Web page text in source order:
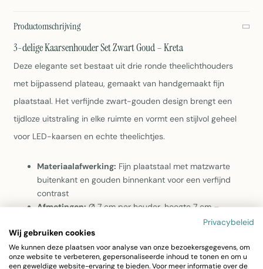
Productomschrijving
3-delige Kaarsenhouder Set Zwart Goud – Kreta
Deze elegante set bestaat uit drie ronde theelichthouders
met bijpassend plateau, gemaakt van handgemaakt fijn
plaatstaal. Het verfijnde zwart-gouden design brengt een
tijdloze uitstraling in elke ruimte en vormt een stijlvol geheel
voor LED-kaarsen en echte theelichtjes.
Materiaalafwerking: Fijn plaatstaal met matzwarte
buitenkant en gouden binnenkant voor een verfijnd
contrast
Afmetingen:Ø 7 cm per houder, hoogte 7 cm –
Ontwerp:Handgemaakte theelichthouders met zwart
plateau aan beide zijden – elk stuk uniek door de
vakmanschap
Privacybeleid
Wij gebruiken cookies
We kunnen deze plaatsen voor analyse van onze bezoekersgegevens, om
onze website te verbeteren, gepersonaliseerde inhoud te tonen en om u
een geweldige website-ervaring te bieden. Voor meer informatie over de